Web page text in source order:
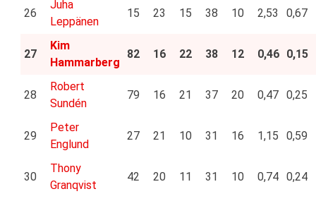
26
Juha
Leppänen
15 23 15 38 10 2,53 0,67
27
Kim
Hammarberg
82 16 22 38 12 0,46 0,15
28
Robert
Sundén
79 16 21 37 20 0,47 0,25
29
Peter
Englund
27 21 10 31 16 1,15 0,59
30
Thony
Granqvist
42 20 11 31 10 0,74 0,24